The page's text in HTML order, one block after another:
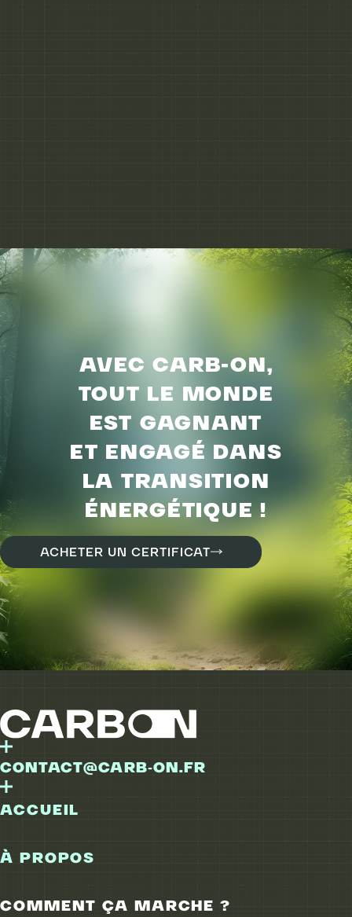
AVEC CARB-ON,
TOUT LE MONDE
EST GAGNANT
ET ENGAGÉ DANS
LA TRANSITION
ÉNERGÉTIQUE !
ACHETER UN CERTIFICAT
CONTACT@CARB‑ON.FR
ACCUEIL
À PROPOS
COMMENT ÇA MARCHE ?